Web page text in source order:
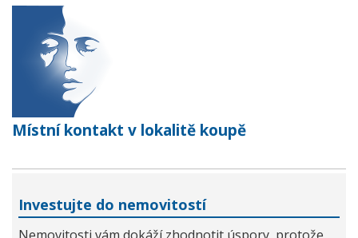
Místní kontakt v lokalitě koupě
Investujte do nemovitostí